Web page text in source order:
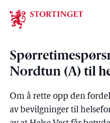
Stortinget.no
Nordtun (A) til
Om å rette opp den
av bevilgninger til